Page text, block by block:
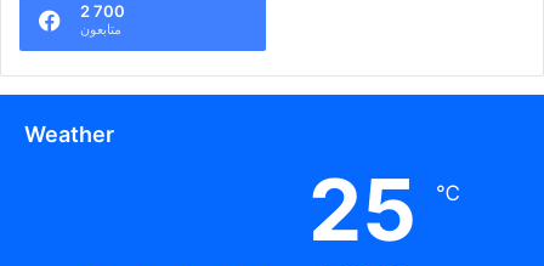
2 700
متابعون
Weather
25 ℃